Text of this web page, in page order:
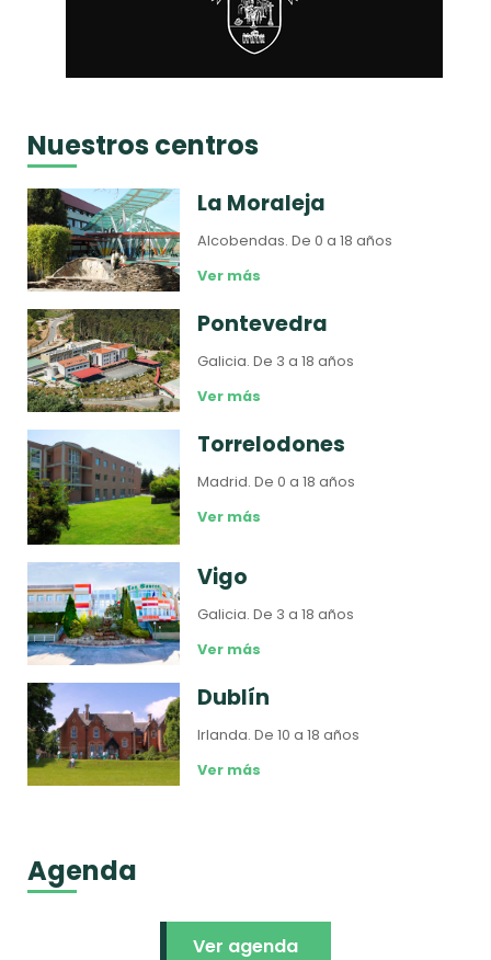
Nuestros centros
La Moraleja
Alcobendas.De 0 a 18 años
Ver más
Pontevedra
Galicia.De 3 a 18 años
Ver más
Torrelodones
Madrid.De 0 a 18 años
Ver más
Vigo
Galicia.De 3 a 18 años
Ver más
Dublín
Irlanda.De 10 a 18 años
Ver más
Agenda
Ver agenda